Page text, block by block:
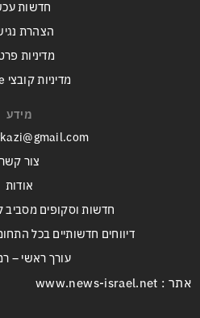
חדשות
הצהרת
מדיניות
מדיניות קובצי Cookie
מידע
צור קשר
אודות
חדשות וסקופים מסביב
דיווחים חדשותיים בכל
עורך ראשי –
אתר : www.news-israel.net